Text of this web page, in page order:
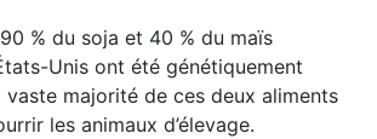
% du soja et 40 % du maïs
Unis ont été génétiquement
vaste majorité de ces deux aliments
les animaux d’élevage.